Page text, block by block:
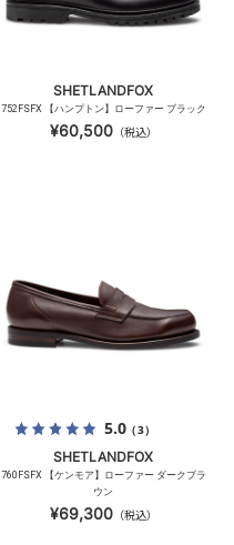
SHETLANDFOX
752FSFX 【ハンプトン】ローファー ブラック
¥60,500（税込）
5.0（3）
SHETLANDFOX
760FSFX 【ケンモア】ローファー ダークブラ
ウン
¥69,300（税込）